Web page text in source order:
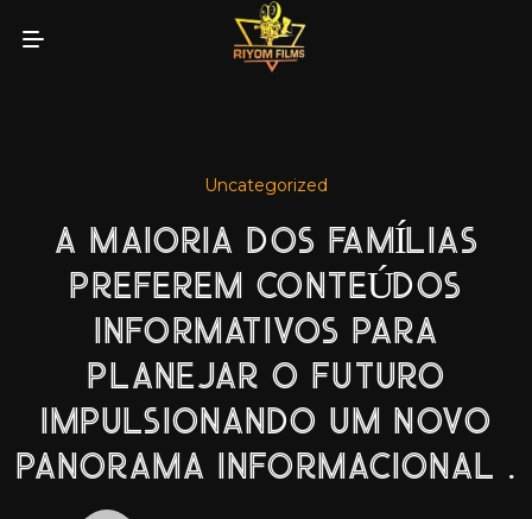
Uncategorized
A MAIORIA DOS FAMÍLIAS
PREFEREM CONTEÚDOS
INFORMATIVOS PARA
PLANEJAR O FUTURO
IMPULSIONANDO UM NOVO
PANORAMA INFORMACIONAL .